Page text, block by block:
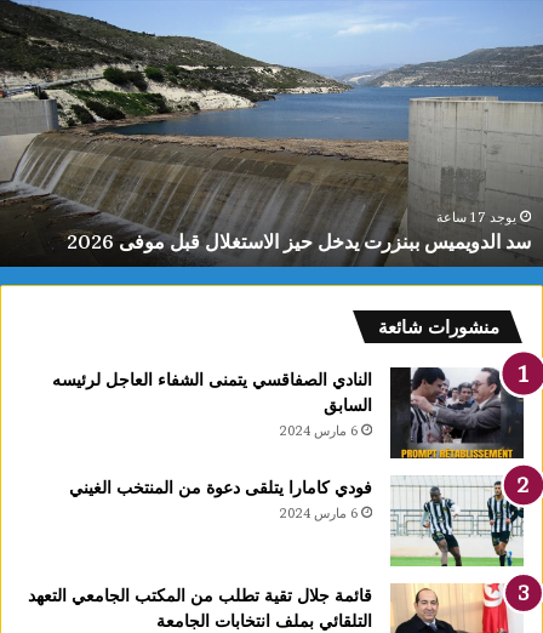
ا
ل
و
س
ب
ب
ر
ت
خ
ل
ا
يوجد 17 ساعة
سد الدويميس ببنزرت يدخل حيز الاستغلال قبل موفى 2026
منشورات شائعة
النادي الصفاقسي يتمنى الشفاء العاجل لرئيسه
السابق
6 مارس 2024
فودي كامارا يتلقى دعوة من المنتخب الغيني
6 مارس 2024
قائمة جلال تقية تطلب من المكتب الجامعي التعهد
التلقائي بملف انتخابات الجامعة